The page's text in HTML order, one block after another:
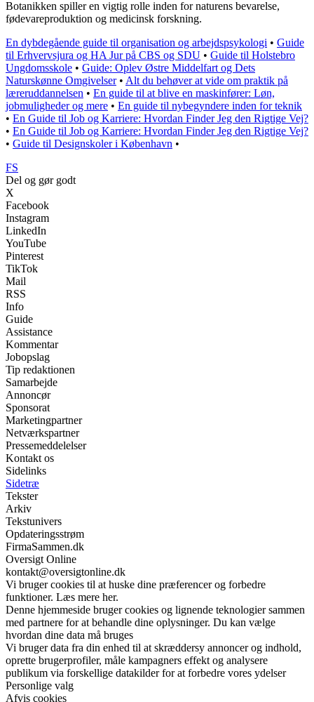
Botanikken spiller en vigtig rolle inden for naturens bevarelse,
fødevareproduktion og medicinsk forskning.
En dybdegående guide til organisation og arbejdspsykologi • Guide
til Erhvervsjura og HA Jur på CBS og SDU • Guide til Holstebro
Ungdomsskole • Guide: Oplev Østre Middelfart og Dets
Naturskønne Omgivelser• Alt du behøver at vide om praktik på
læreruddannelsen • En guide til at blive en maskinfører: Løn,
jobmuligheder og mere • En guide til nybegyndere inden for teknik
• En Guide til Job og Karriere: Hvordan Finder Jeg den Rigtige Vej?
• En Guide til Job og Karriere: Hvordan Finder Jeg den Rigtige Vej?
• Guide til Designskoler i København •
FS
Del og gør godt
X
Facebook
Instagram
LinkedIn
YouTube
Pinterest
TikTok
Mail
RSS
Info
Guide
Assistance
Kommentar
Jobopslag
Tip redaktionen
Samarbejde
Annoncør
Sponsorat
Marketingpartner
Netværkspartner
Pressemeddelelser
Kontakt os
Sidelinks
Sidetræ
Tekster
Arkiv
Tekstunivers
Opdateringsstrøm
FirmaSammen.dk
Oversigt Online
kontakt@oversigtonline.dk
Vi bruger cookies til at huske dine præferencer og forbedre
funktioner. Læs mere her.
Denne hjemmeside bruger cookies og lignende teknologier sammen
med partnere for at behandle dine oplysninger. Du kan vælge
hvordan dine data må bruges
Vi bruger data fra din enhed til at skræddersy annoncer og indhold,
oprette brugerprofiler, måle kampagners effekt og analysere
publikum via forskellige datakilder for at forbedre vores ydelser
Personlige valg
Afvis cookies